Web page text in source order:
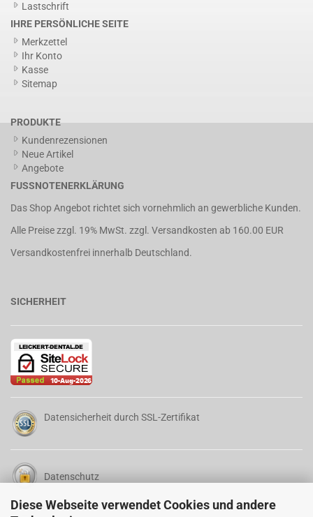
Diese Webseite verwendet Cookies und andere
Lastschrift
IHRE PERSÖNLICHE SEITE
Merkzettel
Ihr Konto
Kasse
Sitemap
PRODUKTE
Kundenrezensionen
Neue Artikel
Angebote
FUSSNOTENERKLÄRUNG
Das Shop Angebot richtet sich vornehmlich an gewerbliche Kunden.
Alle Preise zzgl. 19% MwSt. zzgl. Versandkosten ab 160.00 EUR
Versandkostenfrei innerhalb Deutschland.
SICHERHEIT
Datensicherheit durch SSL-Zertifikat
Datenschutz